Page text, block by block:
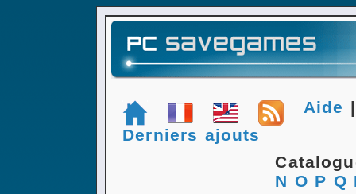
Aide
Derniers ajouts
N O P Q